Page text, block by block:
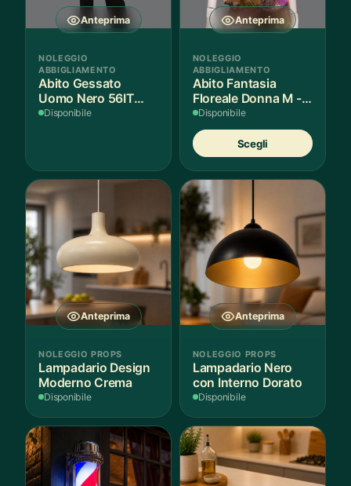
Anteprima
NOLEGGIO
ABBIGLIAMENTO
Abito Gessato
Uomo Nero 56IT
Lana - 1 Pezzo
Disponibile
Anteprima
NOLEGGIO
ABBIGLIAMENTO
Abito Fantasia
Floreale Donna M - 1
Pezzo
Disponibile
Scegli
ha
più
Le
scelte
nella
pagina
Anteprima
NOLEGGIO PROPS
Lampadario Design
Moderno Crema
Disponibile
Anteprima
NOLEGGIO PROPS
Lampadario Nero
con Interno Dorato
Disponibile